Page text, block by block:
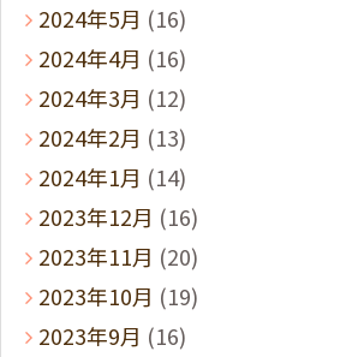
2024年5月 (16)
2024年4月 (16)
2024年3月 (12)
2024年2月 (13)
2024年1月 (14)
2023年12月 (16)
2023年11月 (20)
2023年10月 (19)
2023年9月 (16)